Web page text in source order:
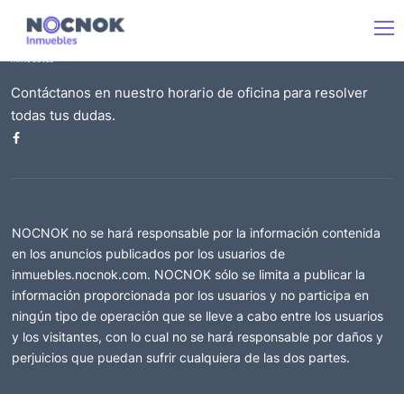
Contáctanos en nuestro horario de oficina para resolver
todas tus dudas.
NOCNOK no se hará responsable por la información contenida
en los anuncios publicados por los usuarios de
inmuebles.nocnok.com. NOCNOK sólo se limita a publicar la
información proporcionada por los usuarios y no participa en
ningún tipo de operación que se lleve a cabo entre los usuarios
y los visitantes, con lo cual no se hará responsable por daños y
perjuicios que puedan sufrir cualquiera de las dos partes.